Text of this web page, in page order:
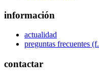
información
actualidad
preguntas frecuentes
contactar